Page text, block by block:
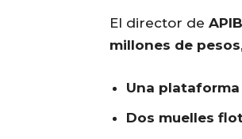
El director de
millones de pesos
Una
Dos muelles